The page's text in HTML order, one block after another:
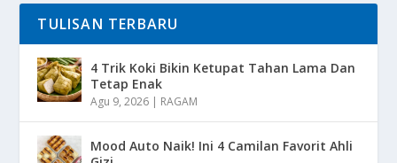
TULISAN TERBARU
4 Trik Koki Bikin Ketupat Tahan Lama Dan
Tetap Enak
Agu 9, 2026 | RAGAM
Mood Auto Naik! Ini 4 Camilan Favorit Ahli